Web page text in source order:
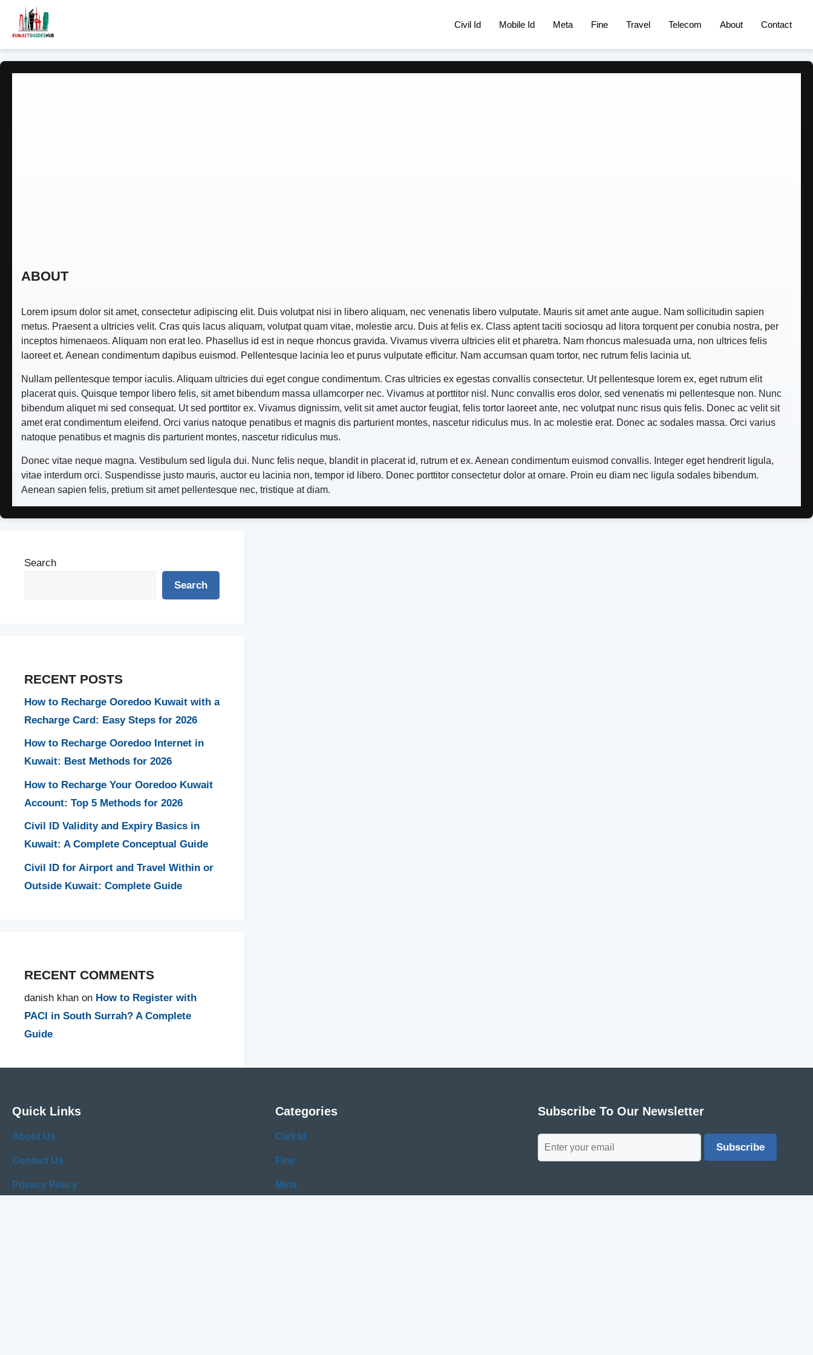
Civil Id Mobile Id Meta Fine Travel Telecom About Contact
ABOUT
Lorem ipsum dolor sit amet, consectetur adipiscing elit. Duis volutpat nisi in libero aliquam, nec venenatis libero vulputate. Mauris sit amet ante augue. Nam sollicitudin sapien
metus. Praesent a ultricies velit. Cras quis lacus aliquam, volutpat quam vitae, molestie arcu. Duis at felis ex. Class aptent taciti sociosqu ad litora torquent per conubia nostra, per
inceptos himenaeos. Aliquam non erat leo. Phasellus id est in neque rhoncus gravida. Vivamus viverra ultricies elit et pharetra. Nam rhoncus malesuada urna, non ultrices felis
laoreet et. Aenean condimentum dapibus euismod. Pellentesque lacinia leo et purus vulputate efficitur. Nam accumsan quam tortor, nec rutrum felis lacinia ut.
Nullam pellentesque tempor iaculis. Aliquam ultricies dui eget congue condimentum. Cras ultricies ex egestas convallis consectetur. Ut pellentesque lorem ex, eget rutrum elit
placerat quis. Quisque tempor libero felis, sit amet bibendum massa ullamcorper nec. Vivamus at porttitor nisl. Nunc convallis eros dolor, sed venenatis mi pellentesque non. Nunc
bibendum aliquet mi sed consequat. Ut sed porttitor ex. Vivamus dignissim, velit sit amet auctor feugiat, felis tortor laoreet ante, nec volutpat nunc risus quis felis. Donec ac velit sit
amet erat condimentum eleifend. Orci varius natoque penatibus et magnis dis parturient montes, nascetur ridiculus mus. In ac molestie erat. Donec ac sodales massa. Orci varius
natoque penatibus et magnis dis parturient montes, nascetur ridiculus mus.
Donec vitae neque magna. Vestibulum sed ligula dui. Nunc felis neque, blandit in placerat id, rutrum et ex. Aenean condimentum euismod convallis. Integer eget hendrerit ligula,
vitae interdum orci. Suspendisse justo mauris, auctor eu lacinia non, tempor id libero. Donec porttitor consectetur dolor at ornare. Proin eu diam nec ligula sodales bibendum.
Aenean sapien felis, pretium sit amet pellentesque nec, tristique at diam.
Search
Search
RECENT POSTS
How to Recharge Ooredoo Kuwait with a
Recharge Card: Easy Steps for 2026
How to Recharge Ooredoo Internet in
Kuwait: Best Methods for 2026
How to Recharge Your Ooredoo Kuwait
Account: Top 5 Methods for 2026
Civil ID Validity and Expiry Basics in
Kuwait: A Complete Conceptual Guide
Civil ID for Airport and Travel Within or
Outside Kuwait: Complete Guide
RECENT COMMENTS
danish khan on How to Register with
PACI in South Surrah? A Complete
Guide
Quick Links
About Us
Contact Us
Privacy Policy
Categories
Civil Id
Fine
Meta
Subscribe To Our Newsletter
Subscribe